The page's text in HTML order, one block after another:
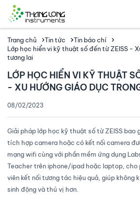
Trang chủ Tin tức
Tin báo chí
Lớp học hiển vi kỹ thuật số đến từ ZEISS -
tương lai
LỚP HỌC HIỂN VI KỸ THUẬT
- XU HƯỚNG GIÁO DỤC
08/02/2023
Giải pháp lớp học kỹ thuật số từ ZEISS bao
tích hợp camera hoặc có kết nối camera
mạng wifi cùng với phần mềm ứng dụng
Teacher trên iphone/ipad hoặc laptop, cho
viên kết nối tương tác hiệu quả, giúp không
sinh động và thú vị hơn.